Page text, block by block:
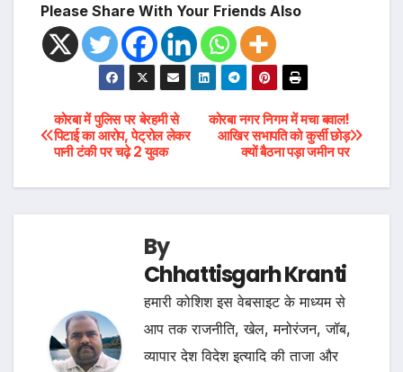
Please Share With Your Friends Also
Post
navigation
कोरबा नगर निगम में मचा बवाल!
आखिर सभापति को कुर्सी छोड़
क्यों बैठना पड़ा जमीन पर
कोरबा में पुलिस पर बेरहमी से
पिटाई का आरोप, पेट्रोल लेकर
पानी टंकी पर चढ़े 2 युवक
By
Chhattisgarh Kranti
हमारी कोशिश इस वेबसाइट के माध्यम से
आप तक राजनीति, खेल, मनोरंजन, जॉब,
व्यापार देश विदेश इत्यादि की ताजा और